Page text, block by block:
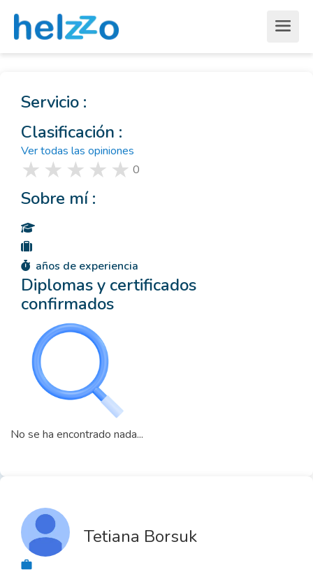
Servicio :
Clasificación :
Ver todas las opiniones
0
Sobre mí :
años de experiencia
Diplomas y certificados
confirmados
No se ha encontrado nada...
Tetiana Borsuk